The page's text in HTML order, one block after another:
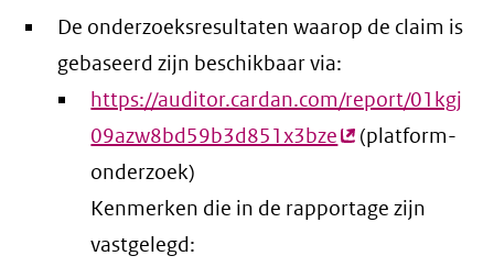
De onderzoeksresultaten waarop de claim is
gebaseerd zijn beschikbaar via:
https://auditor.cardan.com/report/01kgj
09azw8bd59b3d851x3bze(externe
(platform-
onderzoek)
Kenmerken die in de rapportage zijn
vastgelegd: